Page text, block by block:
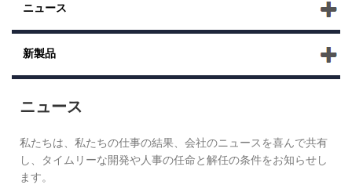
ニュース
新製品
ニュース
私たちは、私たちの仕事の結果、会社のニュースを喜んで共有
し、タイムリーな開発や人事の任命と解任の条件をお知らせし
ます。